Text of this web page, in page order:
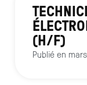
(H/F)
Publié en